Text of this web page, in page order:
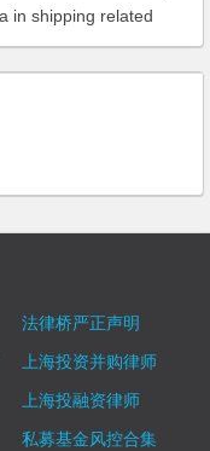
in shipping related
投资中国港口、船运相
律框架)（2002）
法律桥严正声明
上海投资并购律师
上海投融资律师
私募基金风控合集